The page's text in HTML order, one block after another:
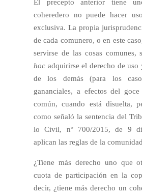
El precepto anterior tiene
coheredero no puede hacer
exclusiva. La propia
de cada comunero, o en este
servirse de las cosas comunes,
hoc adquirirse el derecho de
de los demás (para los
gananciales, a efectos del
común, cuando está disuelta,
como señaló la sentencia del
lo Civil, nº 700/2015, de 9
aplican las reglas de la
¿Tiene más derecho uno que
cuota de participación en la
decir, ¿tiene más derecho un